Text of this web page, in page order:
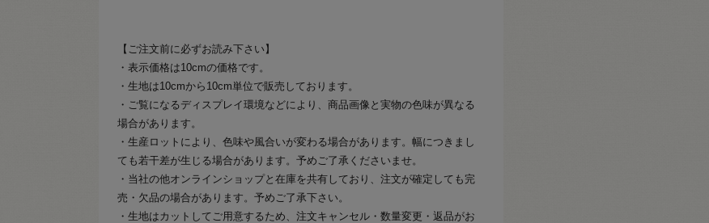
【ご注文前に必ずお読み下さい】
・表示価格は10cmの価格です。
・生地は10cmから10cm単位で販売しております。
・ご覧になるディスプレイ環境などにより、商品画像と実物の色味が異なる
場合があります。
・生産ロットにより、色味や風合いが変わる場合があります。幅につきまし
ても若干差が生じる場合があります。予めご了承くださいませ。
・当社の他オンラインショップと在庫を共有しており、注文が確定しても完
売・欠品の場合があります。予めご了承下さい。
・生地はカットしてご用意するため、注文キャンセル・数量変更・返品がお